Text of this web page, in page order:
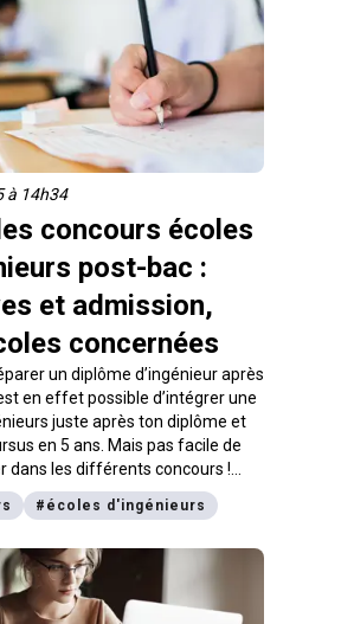
à 14h34
concours écoles
post-bac :
et admission,
concernées
un diplôme d’ingénieur après
en effet possible d’intégrer une
juste après ton diplôme et
en 5 ans. Mais pas facile de
dans les différents concours !
clair, voici la liste des concours
post-bac, leurs modalités
# écoles d'ingénieurs